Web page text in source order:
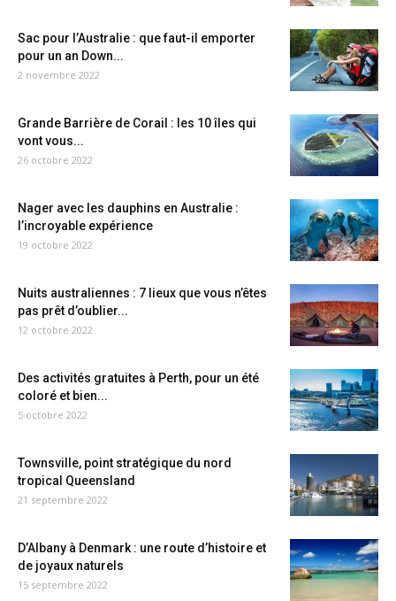
Sac pour l’Australie : que faut-il emporter
pour un an Down...
2 novembre 2022
Grande Barrière de Corail : les 10 îles qui
vont vous...
26 octobre 2022
Nager avec les dauphins en Australie :
l’incroyable expérience
19 octobre 2022
Nuits australiennes : 7 lieux que vous n’êtes
pas prêt d’oublier...
12 octobre 2022
Des activités gratuites à Perth, pour un été
coloré et bien...
5 octobre 2022
Townsville, point stratégique du nord
tropical Queensland
21 septembre 2022
D’Albany à Denmark : une route d’histoire et
de joyaux naturels
15 septembre 2022